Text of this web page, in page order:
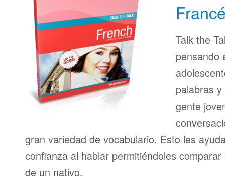
Talk the
pensando
palabras
gente
gran variedad de vocabulario. Esto les
confianza al hablar permitiéndoles
de un nativo.